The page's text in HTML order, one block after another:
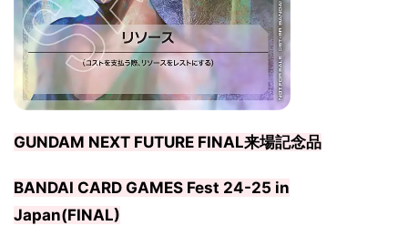
GUNDAM NEXT FUTURE FINAL来場記念品
BANDAI CARD GAMES Fest 24-25 in
Japan(FINAL)